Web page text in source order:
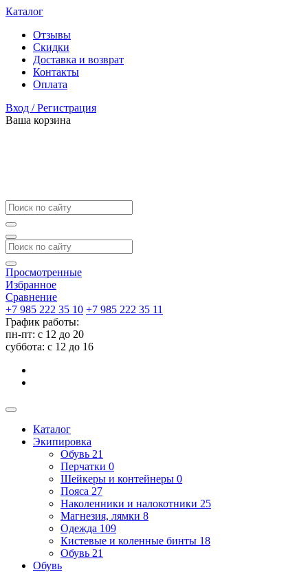
Каталог
Отзывы
Скидки
Доставка и возврат
Контакты
Оплата
Вход / Регистрация
Ваша корзина
Просмотренные
Избранное
Сравнение
+7 985 222 35 10 +7 985 222 35 11
График работы:
пн-пт: с 12 до 20
суббота: c 12 до 16
Каталог
Экипировка
Обувь 21
Перчатки 0
Шейкеры и контейнеры 0
Пояса 27
Наколенники и налокотники 25
Магнезия, лямки 8
Одежда 109
Кистевые и коленные бинты 18
Обувь 21
Обувь